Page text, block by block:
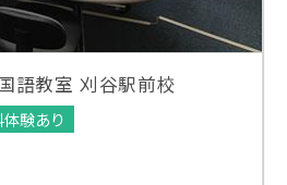
語教室 刈谷駅前校
体験あり